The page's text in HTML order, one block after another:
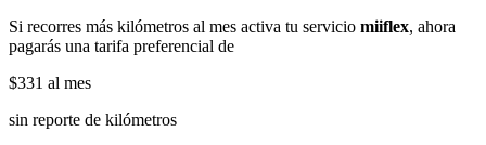
Si recorres más kilómetros al mes activa tu servicio miiflex, ahora
pagarás una tarifa preferencial de
$331 al mes
sin reporte de kilómetros